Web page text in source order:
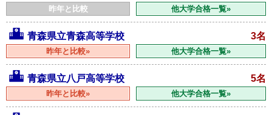
昨年と比較 他大学合格一覧»
青森県立青森高等学校 3名
昨年と比較» 他大学合格一覧»
青森県立八戸高等学校 5名
昨年と比較» 他大学合格一覧»